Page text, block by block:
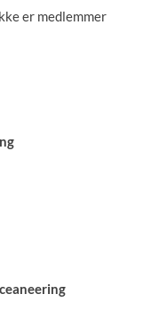
er medlemmer